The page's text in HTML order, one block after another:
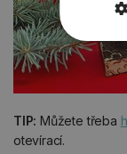
TIP: Můžete třeba
otevírací.